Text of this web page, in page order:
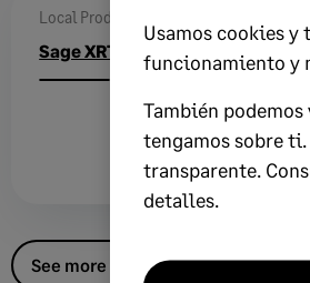
Local Products
Sage XRT
See more products
Usamos cookies
funcionamiento y
También
tengamos sobre
transparente.
detalles.